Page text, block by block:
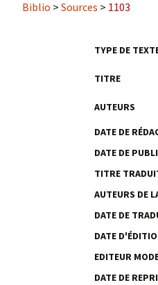
Biblio > Sources > 1103
TYPE DE
TITRE
AUTEURS
DATE DE
DATE DE
TITRE
AUTEURS DE
DATE DE
DATE
EDITEUR
DATE DE